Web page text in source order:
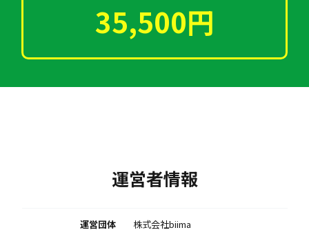
35,500円
運営者情報
運営団体 株式会社biima